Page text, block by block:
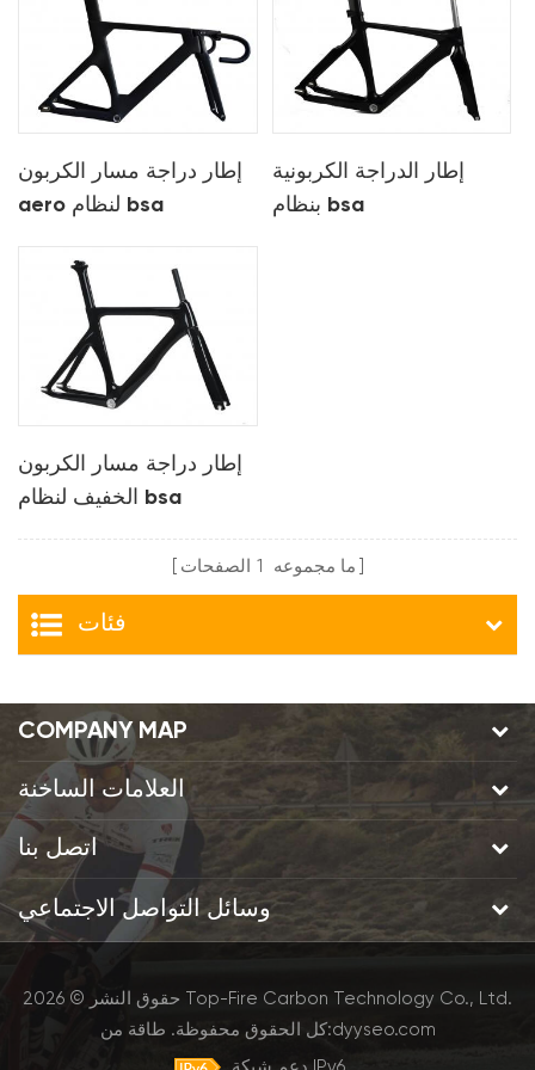
إطار دراجة مسار الكربون
aero لنظام bsa
إطار الدراجة الكربونية
بنظام bsa
إطار دراجة مسار الكربون
الخفيف لنظام bsa
ما مجموعه 1 الصفحات
فئات
COMPANY MAP
العلامات الساخنة
اتصل بنا
وسائل التواصل الاجتماعي
حقوق النشر © 2026 Top-Fire Carbon Technology Co., Ltd.
كل الحقوق محفوظة.طاقة من:dyyseo.com